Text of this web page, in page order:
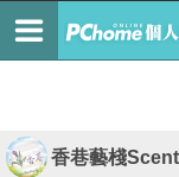
香巷藝棧